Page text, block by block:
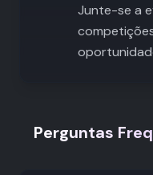
Junte-se a
Perguntas